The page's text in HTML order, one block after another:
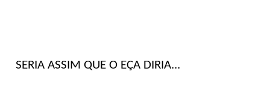
SERIA ASSIM QUE O EÇA DIRIA...